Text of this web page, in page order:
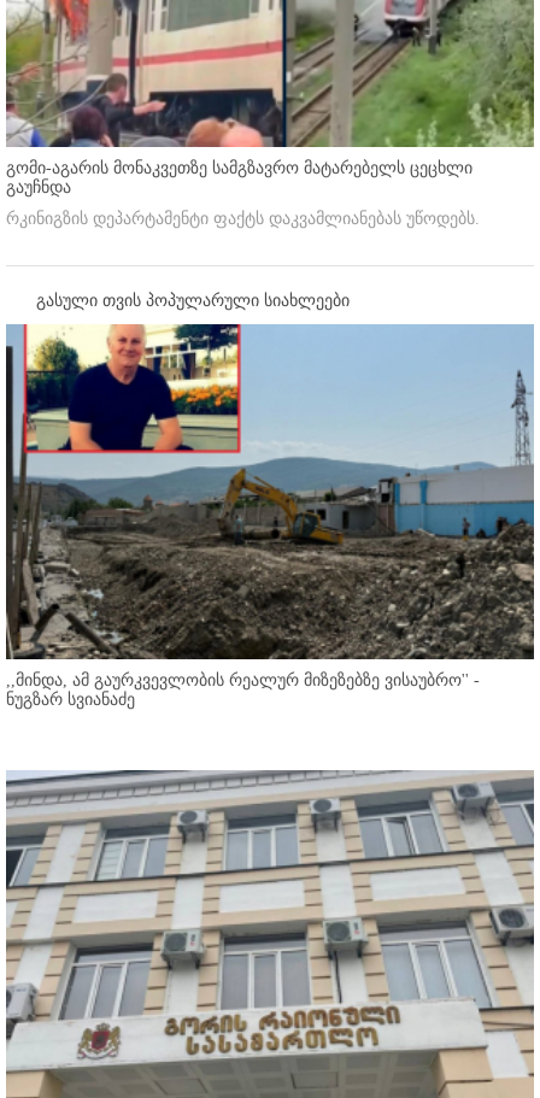
გომი-აგარის მონაკვეთზე სამგზავრო მატარებელს ცეცხლი
გაუჩნდა
რკინიგზის დეპარტამენტი ფაქტს დაკვამლიანებას უწოდებს.
გასული თვის პოპულარული სიახლეები
,,მინდა, ამ გაურკვევლობის რეალურ მიზეზებზე ვისაუბრო'' -
ნუგზარ სვიანაძე